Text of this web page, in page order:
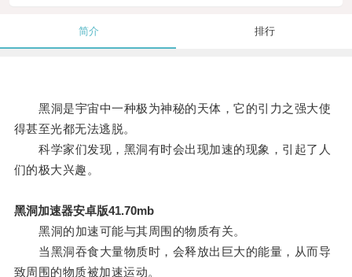
简介 排行
黑洞是宇宙中一种极为神秘的天体，它的引力之强大使
得甚至光都无法逃脱。
科学家们发现，黑洞有时会出现加速的现象，引起了人
们的极大兴趣。
黑洞加速器安卓版41.70mb
黑洞的加速可能与其周围的物质有关。
当黑洞吞食大量物质时，会释放出巨大的能量，从而导
致周围的物质被加速运动。